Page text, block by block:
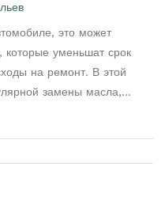
это может
которые уменьшат срок
на ремонт. В этой
замены масла,